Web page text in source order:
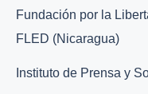
Fundación por la
FLED (Nicaragua)
Instituto de Prensa y